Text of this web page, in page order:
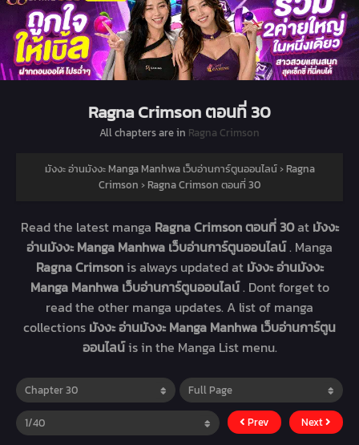
Ragna Crimson ตอนที่ 30
All chapters are in Ragna Crimson
มังงะ อ่านมังงะ Manga Manhwa เว็บอ่านการ์ตูนออนไลน์› Ragna
Crimson › Ragna Crimson ตอนที่ 30
Read the latest manga Ragna Crimson ตอนที่ 30at มังงะ
อ่านมังงะ Manga Manhwa เว็บอ่านการ์ตูนออนไลน์. Manga
Ragna Crimsonis always updated at มังงะ อ่านมังงะ
Manga Manhwa เว็บอ่านการ์ตูนออนไลน์. Dont forget to
read the other manga updates. A list of manga
collections มังงะ อ่านมังงะ Manga Manhwa เว็บอ่านการ์ตูน
ออนไลน์is in the Manga List menu.
Prev Next